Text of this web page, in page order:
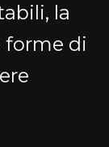
la
forme di